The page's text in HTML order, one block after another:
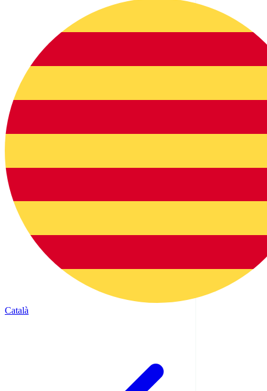
Català